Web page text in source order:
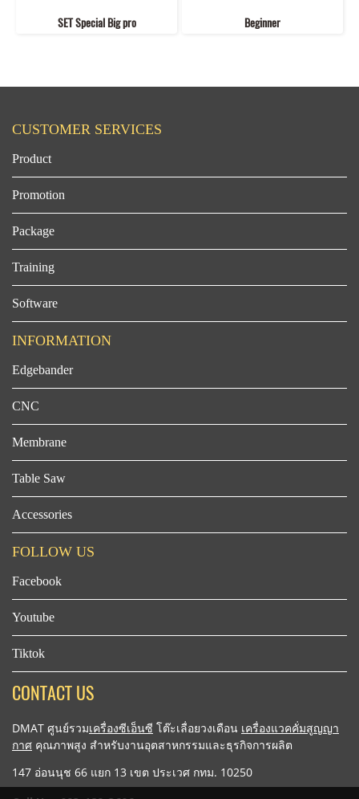
SET Special Big pro Beginner
CUSTOMER SERVICES
Product
Promotion
Package
Training
Software
INFORMATION
Edgebander
CNC
Membrane
Table Saw
Accessories
FOLLOW US
Facebook
Youtube
Tiktok
CONTACT US
DMAT ศูนย์รวมเครื่องซีเอ็นซี โต๊ะเลื่อยวงเดือน เครื่องแวคคั่มสูญญา
กาศ คุณภาพสูง สำหรับงานอุตสาหกรรมและธุรกิจการผลิต
147 อ่อนนุช 66 แยก 13 เขต ประเวศ กทม. 10250